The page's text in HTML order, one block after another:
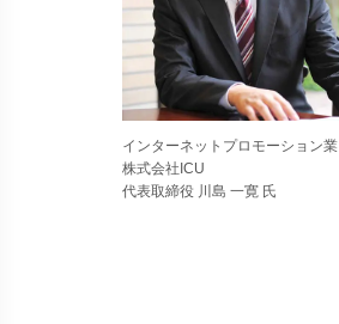
インターネットプロモーション業
株式会社ICU
代表取締役 川島 一寛 氏